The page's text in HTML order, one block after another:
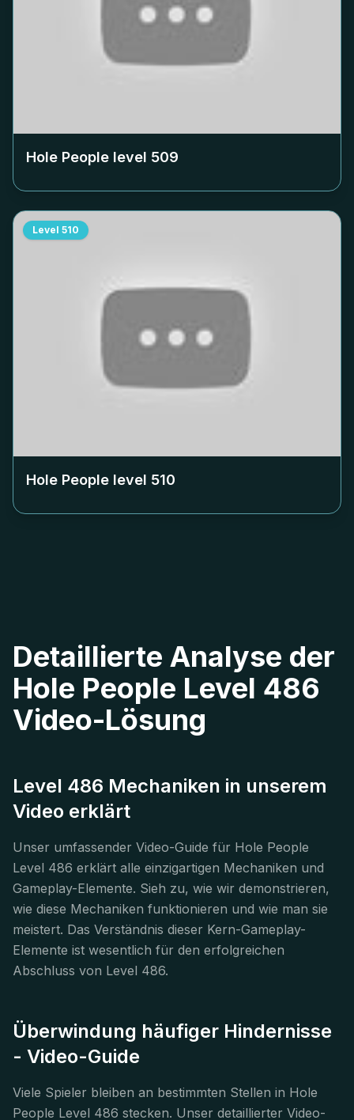
Hole People level 509
Level 510
Hole People level 510
Detaillierte Analyse der
Hole People Level 486
Video-Lösung
Level 486 Mechaniken in unserem
Video erklärt
Unser umfassender Video-Guide für Hole People
Level 486 erklärt alle einzigartigen Mechaniken und
Gameplay-Elemente. Sieh zu, wie wir demonstrieren,
wie diese Mechaniken funktionieren und wie man sie
meistert. Das Verständnis dieser Kern-Gameplay-
Elemente ist wesentlich für den erfolgreichen
Abschluss von Level 486.
Überwindung häufiger Hindernisse
- Video-Guide
Viele Spieler bleiben an bestimmten Stellen in Hole
People Level 486 stecken. Unser detaillierter Video-